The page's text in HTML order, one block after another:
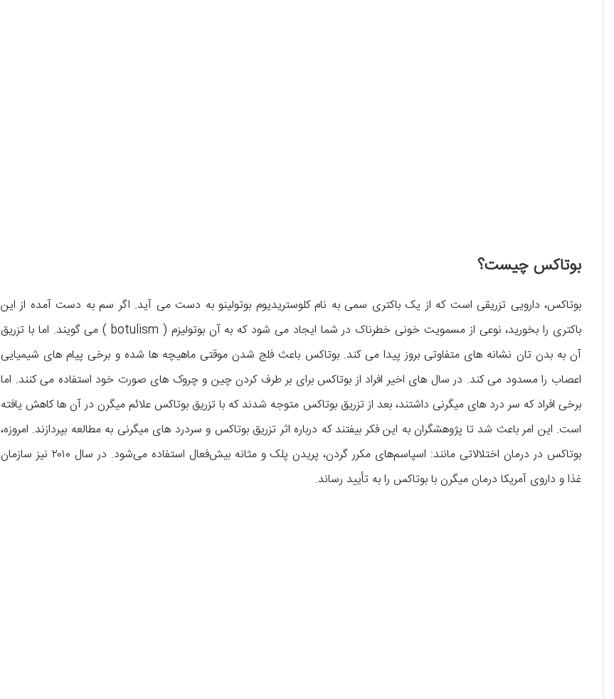
بوتاکس چیست؟
بوتاکس، دارویی تزریقی است که از یک باکتری سمی به نام کلوستریدیوم بوتولینو به دست می آید. اگر سم به دست آمده از این
باکتری را بخورید، نوعی از مسمویت خونی خطرناک در شما ایجاد می شود که به آن بوتولیزم ( botulism ) می گویند. اما با تزریق
آن به بدن تان نشانه های متفاوتی بروز پیدا می کند. بوتاکس باعث فلج شدن موقتی ماهیچه ها شده و برخی پیام های شیمیایی
اعصاب را مسدود می کند. در سال های اخیر افراد از بوتاکس برای بر طرف کردن چین و چروک های صورت خود استفاده می کنند. اما
برخی افراد که سر درد های میگرنی داشتند، بعد از تزریق بوتاکس متوجه شدند که با تزریق بوتاکس علائم میگرن در آن ها کاهش یافته
است. این امر باعث شد تا پژوهشگران به این فکر بیفتند که درباره اثر تزریق بوتاکس و سردرد های میگرنی به مطالعه بپردازند. امروزه،
بوتاکس در درمان اختلالاتی مانند: اسپاسم‌های مکرر گردن، پریدن پلک و مثانه بیش‌فعال استفاده می‌شود. در سال ۲۰۱۰ نیز سازمان
غذا و داروی آمریکا درمان میگرن با بوتاکس را به تأیید رساند.